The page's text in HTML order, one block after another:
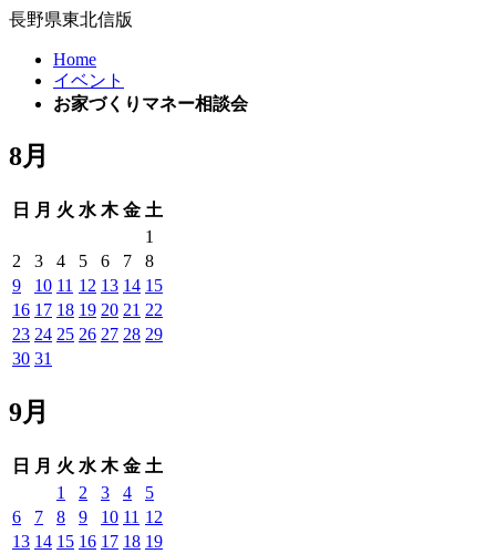
長野県東北信版
Home
イベント
お家づくりマネー相談会
8月
日 月 火 水 木 金 土
1
2
3 4 5 6 7
8
9
10 11 12 13 14 15
16 17 18 19 20 21 22
23 24 25 26 27 28 29
30 31
9月
日 月 火 水 木 金 土
1
2 3 4
5
6
7 8 9 10 11 12
13 14 15 16 17 18 19